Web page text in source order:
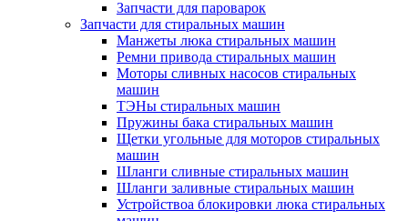
Запчасти для пароварок
Запчасти для стиральных машин
Манжеты люка стиральных машин
Ремни привода стиральных машин
Моторы сливных насосов стиральных
машин
ТЭНы стиральных машин
Пружины бака стиральных машин
Щетки угольные для моторов стиральных
машин
Шланги сливные стиральных машин
Шланги заливные стиральных машин
Устройствоа блокировки люка стиральных